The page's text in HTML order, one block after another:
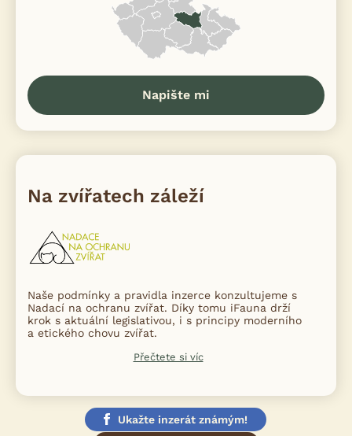
Napište mi
Na zvířatech záleží
Naše podmínky a pravidla inzerce konzultujeme s
Nadací na ochranu zvířat. Díky tomu iFauna drží
krok s aktuální legislativou, i s principy moderního
a etického chovu zvířat.
Přečtete si víc
Ukažte inzerát známým!